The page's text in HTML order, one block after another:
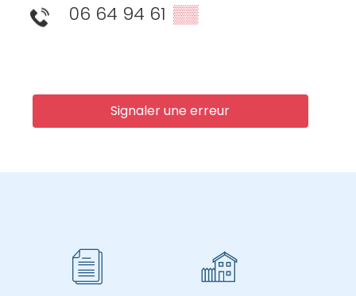
06 64 94 61 ▒▒
Signaler une erreur